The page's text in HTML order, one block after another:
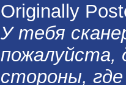
Originally
У тебя
пожалуйста,
стороны,